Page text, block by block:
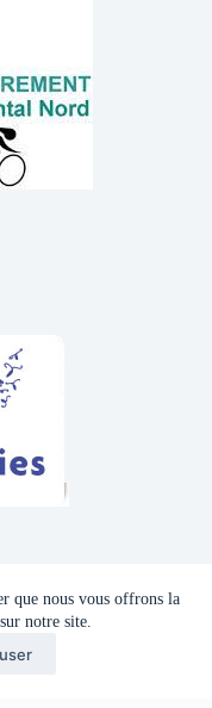
que nous vous offrons la
notre site.
: 06 81 41 39 09